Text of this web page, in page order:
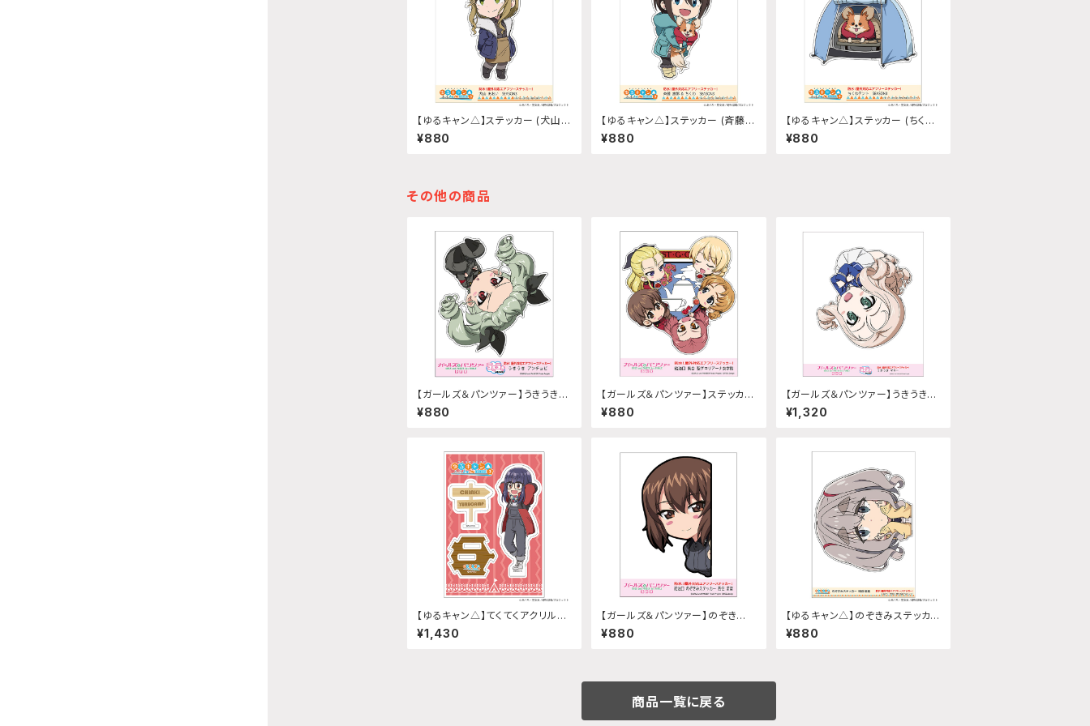
【ゆるキャン△】ステッカー (犬山あ
おい『SEASON3』)
¥880
【ゆるキャン△】ステッカー (斉藤恵
那『SEASON3』)
¥880
【ゆるキャン△】ステッカー (ちくわ
テント『SEASON3』)
¥880
その他の商品
【ガールズ＆パンツァー】うきうきス
テッカー (アンチョビ)
¥880
【ガールズ＆パンツァー】ステッカー
給油口 (集合 聖グロリアーナ女学
院)
¥880
【ガールズ＆パンツァー】うきうきス
テッカー (マリー)A5サイズ
¥1,320
【ゆるキャン△】てくてくアクリルス
タンド(『SEASON3』大垣 千明)
¥1,430
【ガールズ＆パンツァー】のぞきみ
ステッカー 給油口 (西住まほ)
¥880
【ゆるキャン△】のぞきみステッカ
ー (瑞浪絵真『SEASON3』)給油
口サイズ
¥880
商品一覧に戻る